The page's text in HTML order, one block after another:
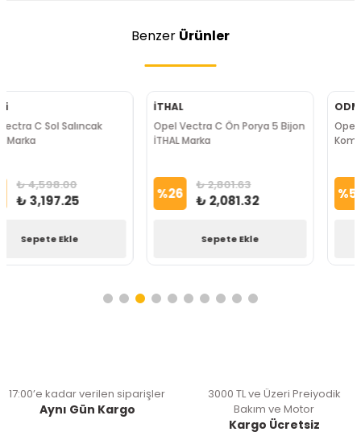
Benzer Ürünler
Opel Vectra C Z22SE Sol Aks
Komple ODM Marka
% 56 ₺ 7,919.77
₺ 3,498.05
Sepete Ekle
Opel Vectra C Viraj Demir Askı
Rotu Delphi Marka
%32 ₺ 568.70
₺ 385.88
Sepete Ekle
17:00’e kadar verilen siparişler
Aynı Gün Kargo
3000 TL ve Üzeri Preiyodik
Bakım ve Motor
Kargo Ücretsiz